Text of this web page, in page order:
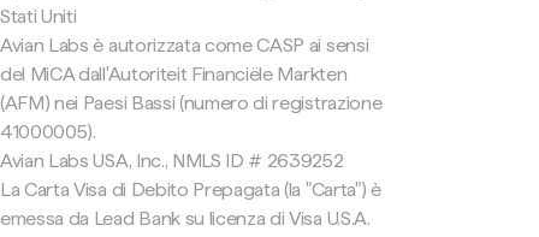
Stati Uniti
Avian Labs è autorizzata come CASP ai sensi
del MiCA dall'Autoriteit Financiële Markten
(AFM) nei Paesi Bassi (numero di registrazione
41000005).
Avian Labs USA, Inc., NMLS ID # 2639252
La Carta Visa di Debito Prepagata (la "Carta") è
emessa da Lead Bank su licenza di Visa U.S.A.